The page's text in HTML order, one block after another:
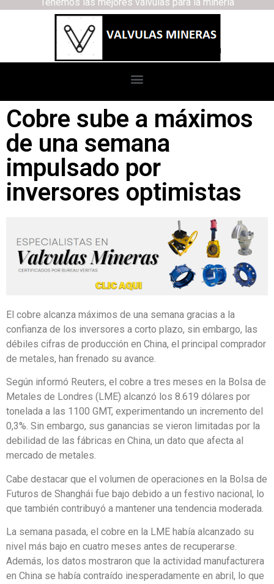
Cobre sube a máximos
de una semana
impulsado por
inversores optimistas
El cobre alcanza máximos de una semana gracias a la
confianza de los inversores a corto plazo, sin embargo, las
débiles cifras de producción en China, el principal comprador
de metales, han frenado su avance.
Según informó Reuters, el cobre a tres meses en la Bolsa de
Metales de Londres (LME) alcanzó los 8.619 dólares por
tonelada a las 1100 GMT, experimentando un incremento del
0,3%. Sin embargo, sus ganancias se vieron limitadas por la
debilidad de las fábricas en China, un dato que afecta al
mercado de metales.
Cabe destacar que el volumen de operaciones en la Bolsa de
Futuros de Shanghái fue bajo debido a un festivo nacional, lo
que también contribuyó a mantener una tendencia moderada.
La semana pasada, el cobre en la LME había alcanzado su
nivel más bajo en cuatro meses antes de recuperarse.
Además, los datos mostraron que la actividad manufacturera
en China se había contraído inesperadamente en abril, lo que